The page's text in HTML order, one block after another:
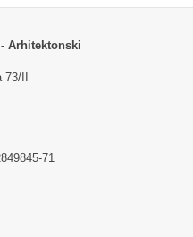
Arhitektonski
II
71